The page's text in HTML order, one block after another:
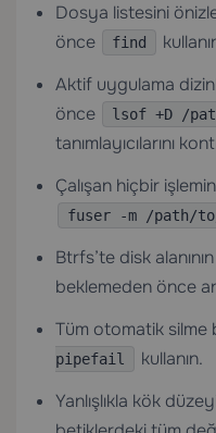
Dosya listesini
önce
find
Aktif uygulama
önce
lsof +D /
tanımlayıcılarını
Çalışan hiçbir işlemin
fuser -m /path/
Btrfs’te disk
beklemeden önce
Tüm otomatik silme
pipefail
kullanın.
Yanlışlıkla kök